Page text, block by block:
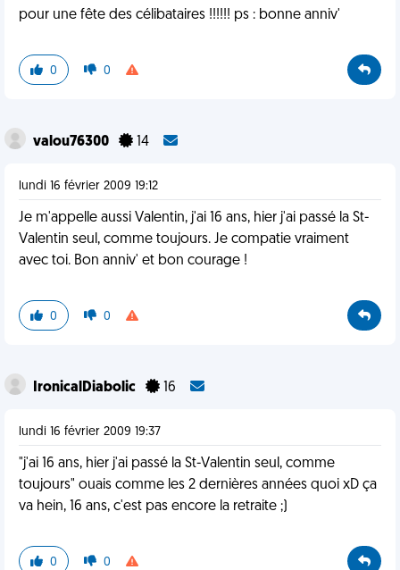
pour une fête des célibataires !!!!!! ps : bonne anniv'
0 0
valou76300 14
lundi 16 février 2009 19:12
Je m'appelle aussi Valentin, j'ai 16 ans, hier j'ai passé la St-
Valentin seul, comme toujours. Je compatie vraiment
avec toi. Bon anniv' et bon courage !
0 0
IronicalDiabolic 16
lundi 16 février 2009 19:37
"j'ai 16 ans, hier j'ai passé la St-Valentin seul, comme
toujours" ouais comme les 2 dernières années quoi xD ça
va hein, 16 ans, c'est pas encore la retraite ;)
0 0